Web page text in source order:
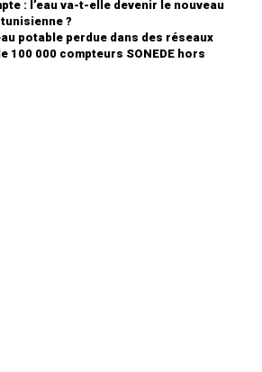
: l’eau va-t-elle devenir le nouveau
?
potable perdue dans des réseaux
100 000 compteurs SONEDE hors